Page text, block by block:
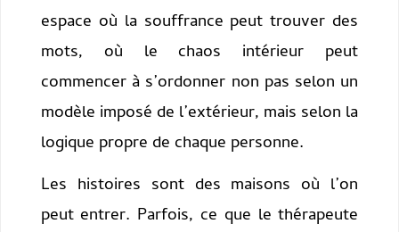
espace où la souffrance peut trouver des
mots, où le chaos intérieur peut
commencer à s’ordonner non pas selon un
modèle imposé de l’extérieur, mais selon la
logique propre de chaque personne.
Les histoires sont des maisons où l’on
peut entrer. Parfois, ce que le thérapeute